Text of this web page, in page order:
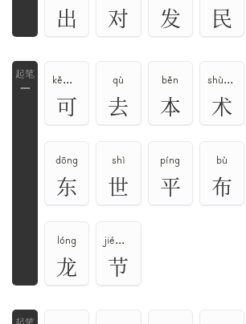
出 对 发 民
一
kě、kè
可
qù
去
běn
本
shù、shú、zhú
术
dōng
东
shì
世
píng
平
bù
布
lóng
龙
jié、jiē
节